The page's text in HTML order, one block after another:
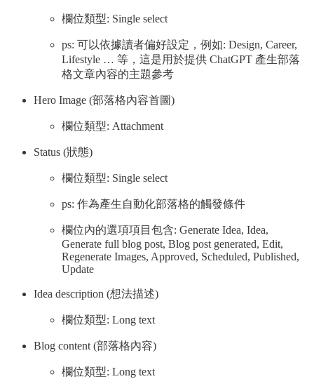
欄位類型: Single select
ps: 可以依據讀者偏好設定，例如: Design, Career,
Lifestyle … 等，這是用於提供 ChatGPT 產生部落
格文章內容的主題參考
Hero Image (部落格內容首圖)
欄位類型: Attachment
Status (狀態)
欄位類型: Single select
ps: 作為產生自動化部落格的觸發條件
欄位內的選項項目包含: Generate Idea, Idea,
Generate full blog post, Blog post generated, Edit,
Regenerate Images, Approved, Scheduled, Published,
Update
Idea description (想法描述)
欄位類型: Long text
Blog content (部落格內容)
欄位類型: Long text